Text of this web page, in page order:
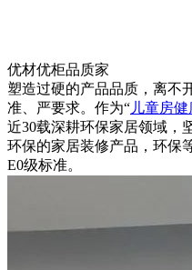
优材优柜品质家
塑造过硬的产品品质，离不
准、严要求。作为“ 儿童房健
近30载深耕环保家居领域，
环保的家居装修产品，环保
E0级标准。